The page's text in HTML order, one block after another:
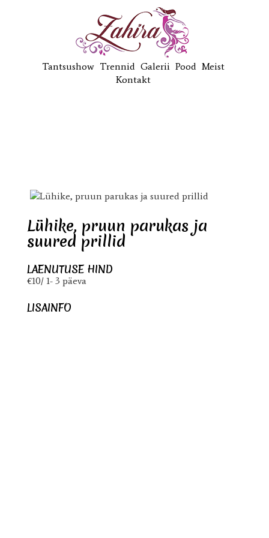
Tantsushow Trennid Galerii Pood Meist
Kontakt
Lühike, pruun parukas ja
suured prillid
LAENUTUSE HIND
€10/ 1- 3 päeva
LISAINFO